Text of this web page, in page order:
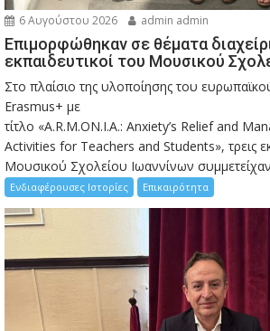
6 Αυγούστου 2026 admin admin
Eπιμορφώθηκαν σε θέματα
εκπαιδευτικοί του Μουσικού
Στο πλαίσιο της υλοποίησης του
Erasmus+ με
τίτλο «A.R.M.ON.I.A.: Anxiety’s Relief and
Activities for Teachers and Students», τρεις
Μουσικού Σχολείου Ιωαννίνων
Ενδιαφέρουσες Ιστορίες Επικαιρότητα